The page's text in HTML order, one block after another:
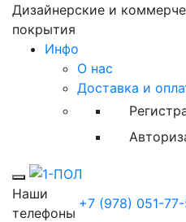
Дизайнерские и
покрытия
Инфо
О нас
Доставка и
Toggle mobile menu
Наши
телефоны
+7 (978) 051-77-